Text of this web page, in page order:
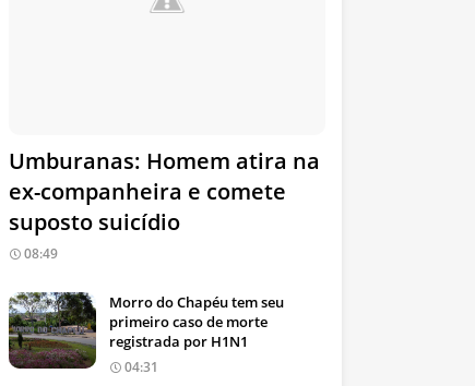
Umburanas: Homem atira na
ex-companheira e comete
suposto suicídio
08:49
Morro do Chapéu tem seu
primeiro caso de morte
registrada por H1N1
04:31